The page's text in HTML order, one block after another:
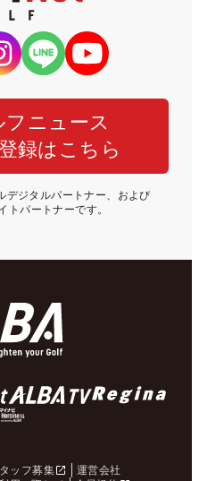
ニュース
録はこちら
デジタルパートナー、および
トパートナーです。
ッフ募集
運営会社